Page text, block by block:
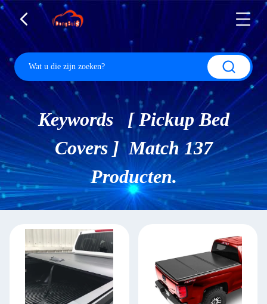
Keywords [ Pickup Bed
Covers ] Match 137
Producten.